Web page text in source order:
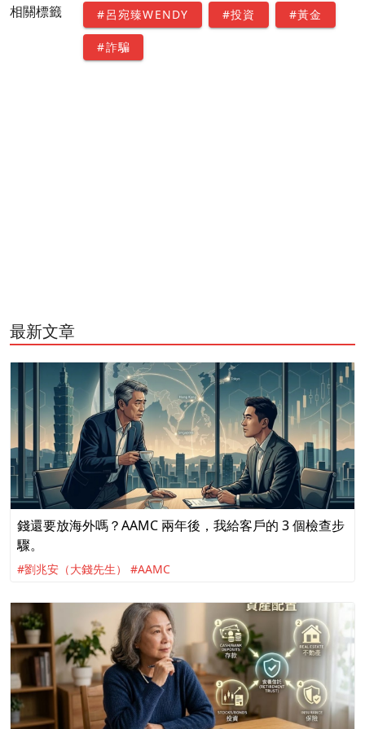
相關標籤 #呂宛臻WENDY #投資 #黃金
#詐騙
最新文章
錢還要放海外嗎？AAMC 兩年後，我給客戶的 3 個檢查步
驟。
#劉兆安（大錢先生） #AAMC